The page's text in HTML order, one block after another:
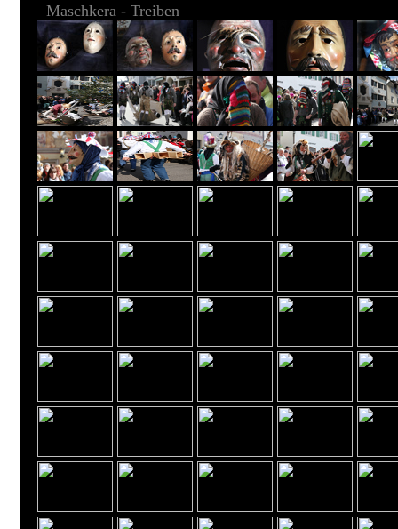
Maschkera - Treiben